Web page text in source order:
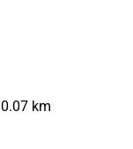
0.07 km